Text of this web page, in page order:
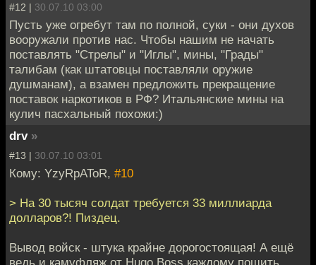
#12 | 30.07.10 03:00
Пусть уже огребут там по полной, суки - они духов
вооружали против нас. Чтобы нашим не начать
поставлять "Стрелы" и "Иглы", мины, "Грады"
талибам (как штатовцы поставляли оружие
душманам), а взамен предложить прекращение
поставок наркотиков в РФ? Итальянские мины на
кулич пасхальный похожи:)
drv »
#13 | 30.07.10 03:01
Кому: YzyRpAToR, #10
> На 30 тысяч солдат требуется 33 миллиарда
долларов?! Пиздец.
Вывод войск - штука крайне дорогостоящая! А ещё
ведь и камуфляж от Hugo Boss каждому пошить